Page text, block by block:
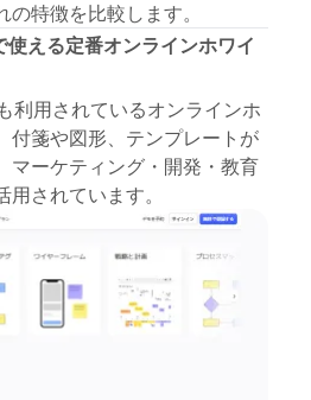
特徴を比較します。
える定番オンラインホワイ
利用されているオンラインホ
付箋や図形、テンプレートが
マーケティング・開発・教育
されています。